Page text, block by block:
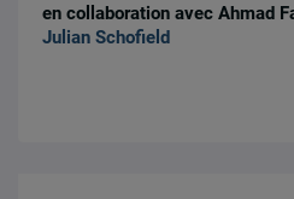
en collaboration avec Ahmad
Julian Schofield